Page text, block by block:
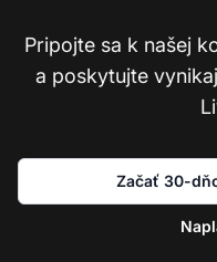
Pripojte sa k našej
a poskytujte
Začať 30-